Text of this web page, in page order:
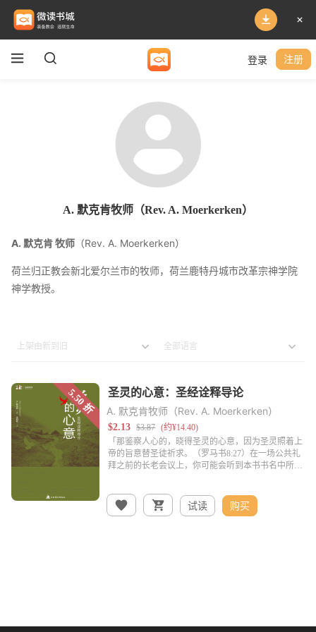
登录 注册
A. 默克肯牧师（Rev. A. Moerkerken）
A. 默克肯 牧师 （Rev. A. Moerkerken）
荷兰归正教会新北爱尔兰市的牧师，荷兰鹿特丹城市改革宗神学院
神学教授。
A. 默克肯牧师（Rev. A. Moerkerken）
试读 购买